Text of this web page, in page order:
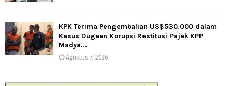
KPK Terima Pengembalian US$530.000 dalam
Kasus Dugaan Korupsi Restitusi Pajak KPP
Madya...
Agustus 7, 2026